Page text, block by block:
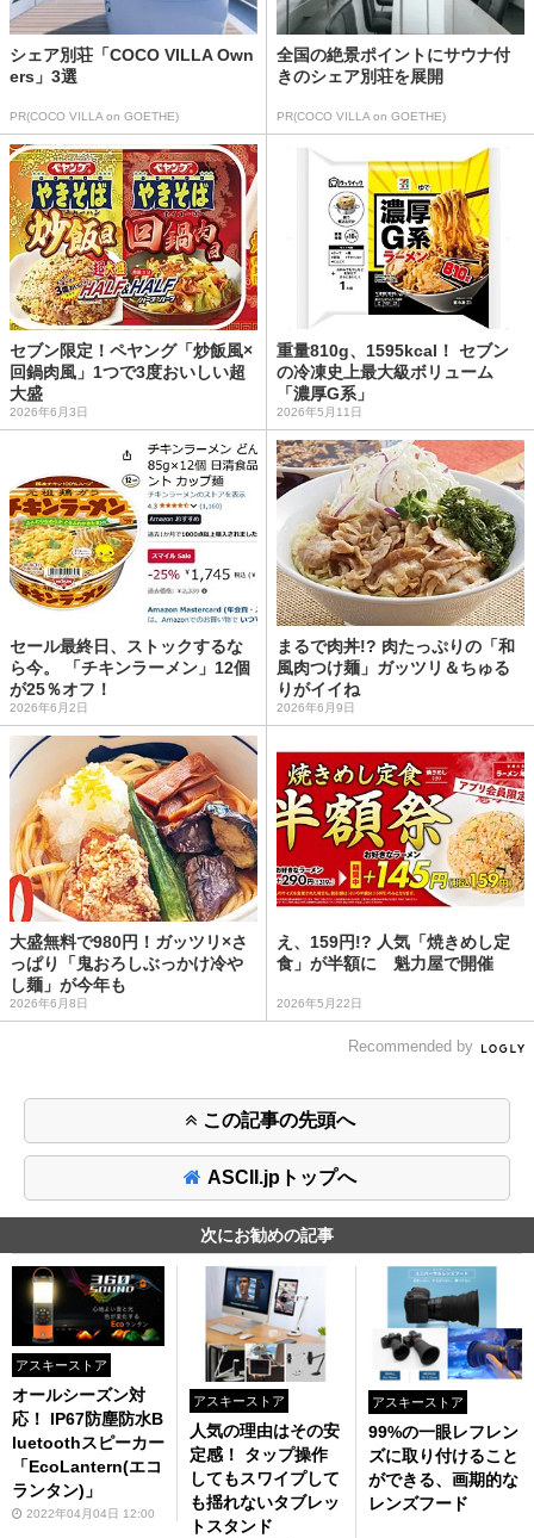
シェア別荘「COCO VILLA Own
ers」3選
PR(COCO VILLA on GOETHE)
全国の絶景ポイントにサウナ付
きのシェア別荘を展開
PR(COCO VILLA on GOETHE)
セブン限定！ペヤング「炒飯風×
回鍋肉風」1つで3度おいしい超
大盛
2026年6月3日
重量810g、1595kcal！ セブン
の冷凍史上最大級ボリューム
「濃厚G系」
2026年5月11日
セール最終日、ストックするな
ら今。 「チキンラーメン」12個
が25％オフ！
2026年6月2日
まるで肉丼!? 肉たっぷりの「和
風肉つけ麺」ガッツリ＆ちゅる
りがイイね
2026年6月9日
大盛無料で980円！ガッツリ×さ
っぱり「鬼おろしぶっかけ冷や
し麺」が今年も
2026年6月8日
え、159円!? 人気「焼きめし定
食」が半額に 魁力屋で開催
2026年5月22日
Recommended by
この記事の先頭へ
ASCII.jpトップへ
次にお勧めの記事
アスキーストア
オールシーズン対
応！ IP67防塵防水B
luetoothスピーカー
「EcoLantern(エコ
ランタン)」
2022年04月04日 12:00
アスキーストア
人気の理由はその安
定感！ タップ操作
してもスワイプして
も揺れないタブレッ
トスタンド
アスキーストア
99%の一眼レフレン
ズに取り付けること
ができる、画期的な
レンズフード